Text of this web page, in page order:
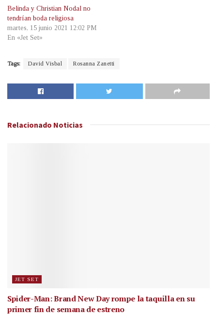
Belinda y Christian Nodal no
tendrían boda religiosa
martes, 15 junio 2021 12:02 PM
En «Jet Set»
Tags: David Visbal Rosanna Zanetti
Relacionado Noticias
JET SET
Spider-Man: Brand New Day rompe la taquilla en su
primer fin de semana de estreno